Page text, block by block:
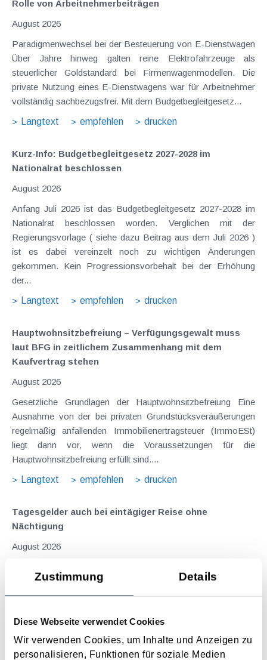
Zustimmung Details
Diese Webseite verwendet Cookies
Wir verwenden Cookies, um Inhalte und Anzeigen zu
personalisieren, Funktionen für soziale Medien
Rolle von Arbeitnehmer​­beiträgen
August 2026
Paradigmenwechsel bei der Besteuerung von E-Dienstwagen
Über Jahre hinweg galten reine Elektrofahrzeuge als
steuerlicher Goldstandard bei Firmenwagenmodellen. Die
private Nutzung eines E-Dienstwagens war für Arbeitnehmer
vollständig sachbezugsfrei. Mit dem Budgetbegleitgesetz...
Langtext
empfehlen drucken
Kurz-Info: Budgetbegleitgesetz 2027-2028 im
Nationalrat beschlossen
August 2026
Anfang Juli 2026 ist das Budgetbegleitgesetz 2027-2028 im
Nationalrat beschlossen worden. Verglichen mit der
Regierungsvorlage ( siehe dazu Beitrag aus dem Juli 2026 )
ist es dabei vereinzelt noch zu wichtigen Änderungen
gekommen. Kein Progressionsvorbehalt bei der Erhöhung
der...
Langtext
empfehlen drucken
Hauptwohnsitz​­befreiung – Verfügungsgewalt muss
laut BFG in zeitlichem Zusammenhang mit dem
Kaufvertrag stehen
August 2026
Gesetzliche Grundlagen der Hauptwohnsitzbefreiung Eine
Ausnahme von der bei privaten Grundstücksveräußerungen
regelmäßig anfallenden Immobilienertragsteuer (ImmoESt)
liegt dann vor, wenn die Voraussetzungen für die
Hauptwohnsitzbefreiung erfüllt sind....
Langtext
empfehlen drucken
Tagesgelder auch bei eintägiger Reise ohne
Nächtigung
August 2026
sollen Verpflegungsmehraufwendungen ausgleichen, welche
im Zuge von Dienstreisen (beruflich bedingten Reisen) durch
typischerweise stellt sich das Problem in der...
Langtext
empfehlen drucken